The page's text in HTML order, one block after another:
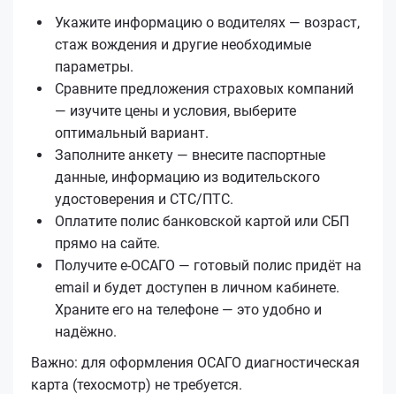
Укажите информацию о водителях — возраст,
стаж вождения и другие необходимые
параметры.
Сравните предложения страховых компаний
— изучите цены и условия, выберите
оптимальный вариант.
Заполните анкету — внесите паспортные
данные, информацию из водительского
удостоверения и СТС/ПТС.
Оплатите полис банковской картой или СБП
прямо на сайте.
Получите е‑ОСАГО — готовый полис придёт на
email и будет доступен в личном кабинете.
Храните его на телефоне — это удобно и
надёжно.
Важно: для оформления ОСАГО диагностическая
карта (техосмотр) не требуется.